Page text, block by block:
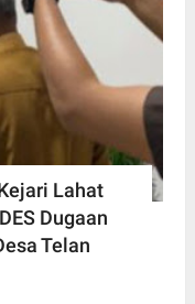
Lahat
Dugaan
Telan